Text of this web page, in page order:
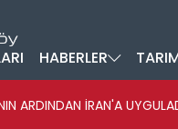
HABERLER
ARDINDAN İRAN'A